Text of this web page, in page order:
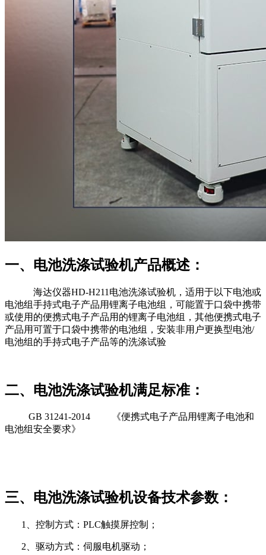
一、电池洗涤试验机产品概述：
海达仪器HD-H211电池洗涤试验机，适用于以下电池或
电池组手持式电子产品用锂离子电池组，可能置于口袋中携带
或使用的便携式电子产品用的锂离子电池组，其他便携式电子
产品用可置于口袋中携带的电池组，安装非用户更换型电池/
电池组的手持式电子产品等的洗涤试验
二、电池洗涤试验机满足标准：
GB 31241-2014 《便携式电子产品用锂离子电池和
电池组安全要求》
三、电池洗涤试验机设备技术参数：
1、控制方式：PLC触摸屏控制；
2、驱动方式：伺服电机驱动；